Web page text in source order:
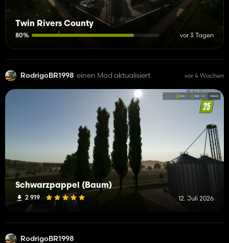
Twin Rivers County
80% vor 3 Tagen
RodrigoBR1998 einen Mod aktualisiert vor 4 Wochen
Schwarzpappel (Baum)
2 919 12. Juli 2026
RodrigoBR1998